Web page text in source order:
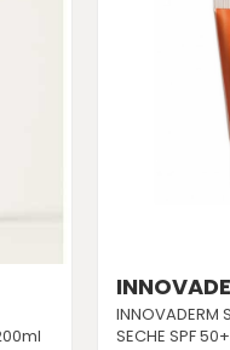
INNOVADERM
SECHE SPF 50+